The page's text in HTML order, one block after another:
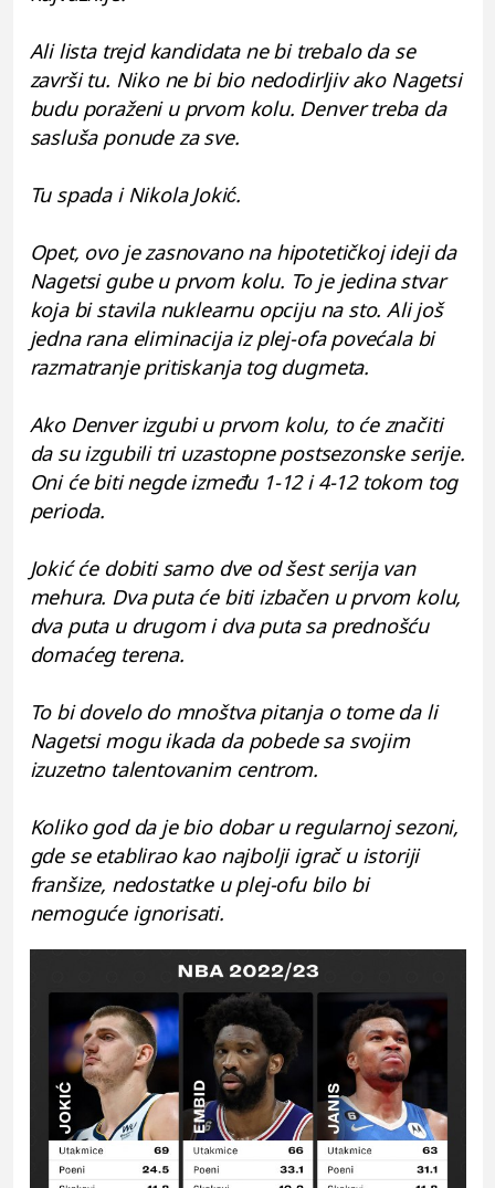
Ali lista trejd kandidata ne bi trebalo da se
završi tu. Niko ne bi bio nedodirljiv ako Nagetsi
budu poraženi u prvom kolu. Denver treba da
sasluša ponude za sve.
Tu spada i Nikola Jokić.
Opet, ovo je zasnovano na hipotetičkoj ideji da
Nagetsi gube u prvom kolu. To je jedina stvar
koja bi stavila nuklearnu opciju na sto. Ali još
jedna rana eliminacija iz plej-ofa povećala bi
razmatranje pritiskanja tog dugmeta.
Ako Denver izgubi u prvom kolu, to će značiti
da su izgubili tri uzastopne postsezonske serije.
Oni će biti negde između 1-12 i 4-12 tokom tog
perioda.
Jokić će dobiti samo dve od šest serija van
mehura. Dva puta će biti izbačen u prvom kolu,
dva puta u drugom i dva puta sa prednošću
domaćeg terena.
To bi dovelo do mnoštva pitanja o tome da li
Nagetsi mogu ikada da pobede sa svojim
izuzetno talentovanim centrom.
Koliko god da je bio dobar u regularnoj sezoni,
gde se etablirao kao najbolji igrač u istoriji
franšize, nedostatke u plej-ofu bilo bi
nemoguće ignorisati.